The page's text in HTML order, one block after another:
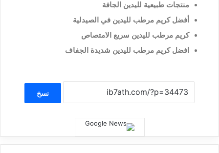
منتجات طبيعية لليدين الجافة
أفضل كريم مرطب لليدين في الصيدلية
كريم مرطب لليدين سريع الامتصاص
افضل كريم مرطب لليدين شديدة الجفاف
نسخ